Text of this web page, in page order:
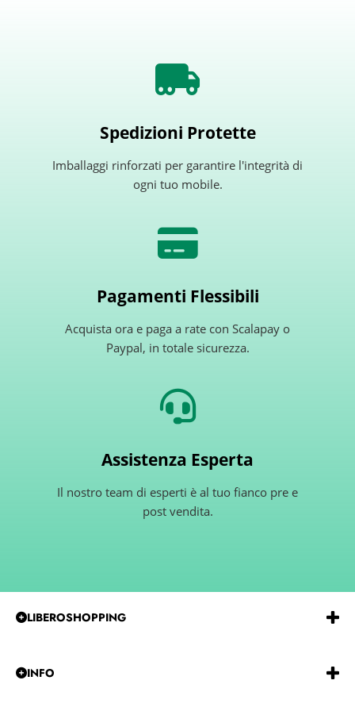
Spedizioni Protette
Imballaggi rinforzati per garantire l'integrità di
ogni tuo mobile.
Pagamenti Flessibili
Acquista ora e paga a rate con Scalapay o
Paypal, in totale sicurezza.
Assistenza Esperta
Il nostro team di esperti è al tuo fianco pre e
post vendita.
LIBEROSHOPPING
REA:BA-585915
INFO